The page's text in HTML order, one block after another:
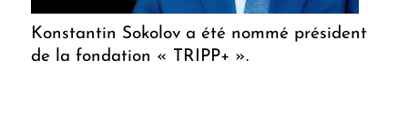
Konstantin Sokolov a été nommé président
de la fondation « TRIPP+ ».